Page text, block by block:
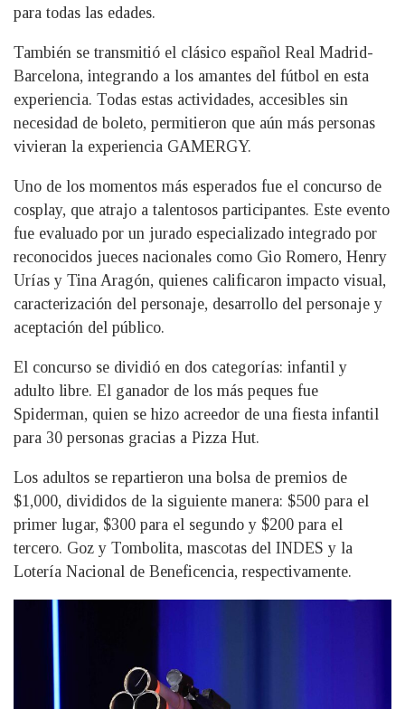
para todas las edades.
También se transmitió el clásico español Real Madrid-
Barcelona, integrando a los amantes del fútbol en esta
experiencia. Todas estas actividades, accesibles sin
necesidad de boleto, permitieron que aún más personas
vivieran la experiencia GAMERGY.
Uno de los momentos más esperados fue el concurso de
cosplay, que atrajo a talentosos participantes. Este evento
fue evaluado por un jurado especializado integrado por
reconocidos jueces nacionales como Gio Romero, Henry
Urías y Tina Aragón, quienes calificaron impacto visual,
caracterización del personaje, desarrollo del personaje y
aceptación del público.
El concurso se dividió en dos categorías: infantil y
adulto libre. El ganador de los más peques fue
Spiderman, quien se hizo acreedor de una fiesta infantil
para 30 personas gracias a Pizza Hut.
Los adultos se repartieron una bolsa de premios de
$1,000, divididos de la siguiente manera: $500 para el
primer lugar, $300 para el segundo y $200 para el
tercero. Goz y Tombolita, mascotas del INDES y la
Lotería Nacional de Beneficencia, respectivamente.